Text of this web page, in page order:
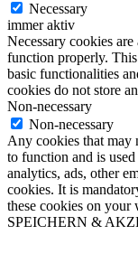
Necessary
immer aktiv
Necessary cookies
function properly.
basic functionalities
cookies do not store
Non-necessary
Non-necessary
Any cookies that may
to function and is
analytics, ads, other
cookies. It is
these cookies on your
SPEICHERN &